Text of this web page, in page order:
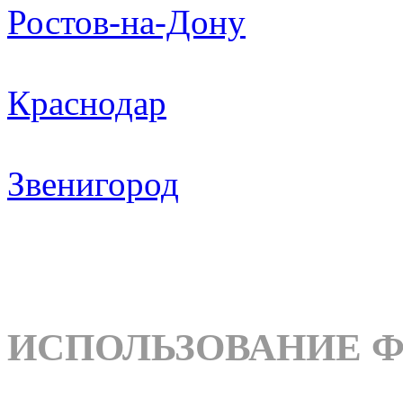
Ростов-на-Дону
Краснодар
Звенигород
ИСПОЛЬЗОВАНИЕ